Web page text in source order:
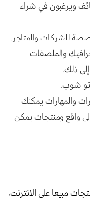
ويرغبون في شراء
للشركات والمتاجر.
والملصفات
ذلك.
شوب.
والمهارات يمكنك
واقع ومنتجات يمكن
مبيعا على الانترنت،